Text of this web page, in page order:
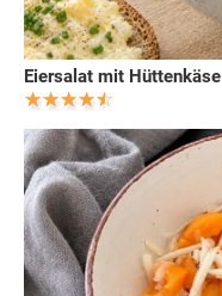
Eiersalat mit Hüttenkäse